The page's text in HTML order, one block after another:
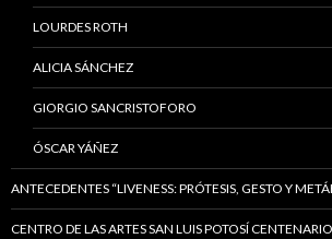
LOURDES ROTH
ALICIA SÁNCHEZ
GIORGIO SANCRISTOFORO
ÓSCAR YÁÑEZ
ANTECEDENTES “LIVENESS: PRÓTESIS, GESTO Y
CENTRO DE LAS ARTES SAN LUIS POTOSÍ CENTENARIO